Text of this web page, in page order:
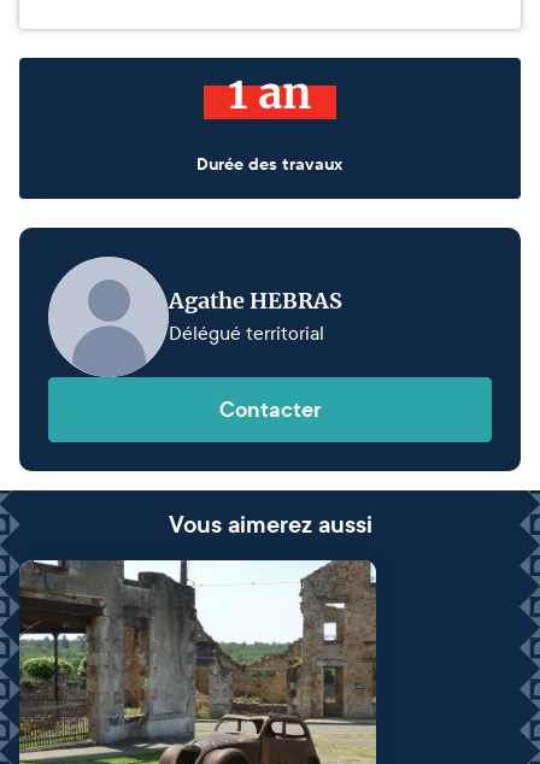
1 an
Durée des travaux
Agathe HEBRAS
Délégué territorial
Contacter
Vous aimerez aussi